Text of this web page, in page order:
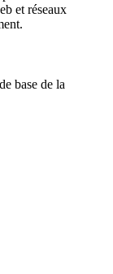
et réseaux
base de la